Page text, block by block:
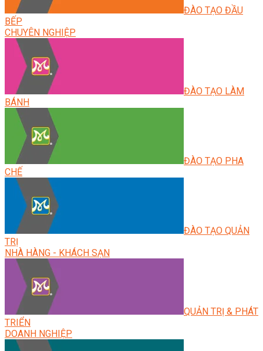
ĐÀO TẠO ĐẦU
BẾP
CHUYÊN NGHIỆP
ĐÀO TẠO LÀM
BÁNH
ĐÀO TẠO PHA
CHẾ
ĐÀO TẠO QUẢN
TRỊ
NHÀ HÀNG - KHÁCH SẠN
QUẢN TRỊ & PHÁT
TRIỂN
DOANH NGHIỆP